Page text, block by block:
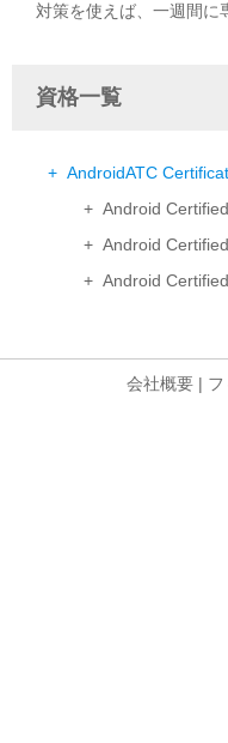
対策を使えば、一週間に
資格一覧
+ AndroidATC
+ Android
+ Android
+ Android
会社概要 |